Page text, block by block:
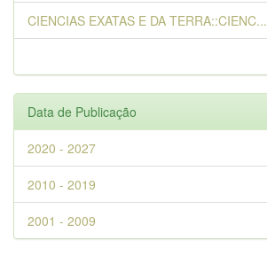
CIENCIAS EXATAS E DA TERRA::CIENC...
Data de Publicação
2020 - 2027
2010 - 2019
2001 - 2009